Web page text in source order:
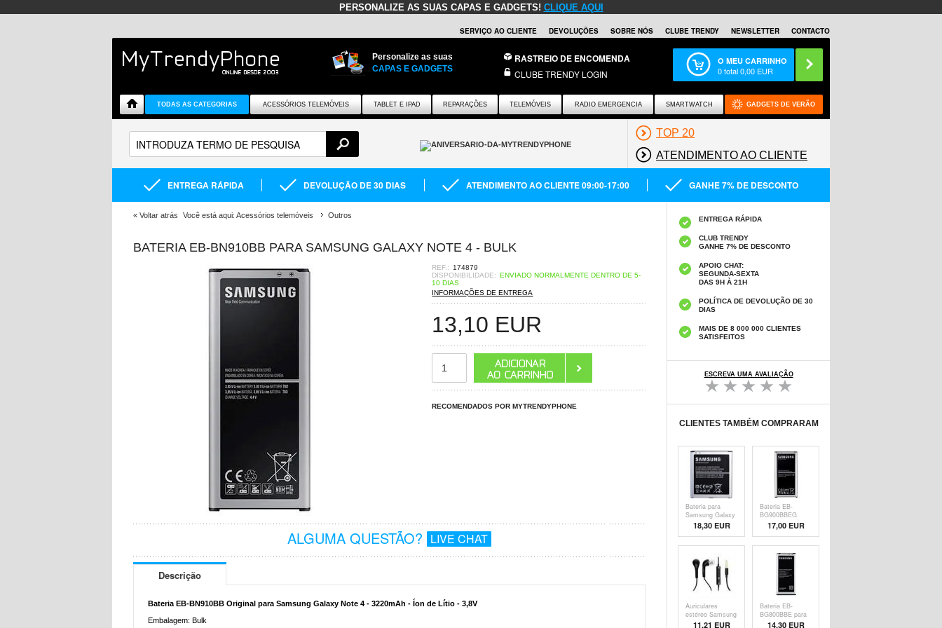
PERSONALIZE AS SUAS CAPAS E GADGETS! CLIQUE AQUI
SERVIÇO AO CLIENTE DEVOLUÇÕES SOBRE NÓS CLUBE TRENDY NEWSLETTER CONTACTO
Personalize as suas
CAPAS E GADGETS
RASTREIO DE ENCOMENDA
CLUBE TRENDY LOGIN
O MEU CARRINHO
0total0,00 EUR
TODAS AS CATEGORIAS ACESSÓRIOS TELEMÓVEIS TABLET E IPAD REPARAÇÕES TELEMÓVEIS RADIO EMERGENCIA SMARTWATCH GADGETS DE VERÃO
TOP 20
ATENDIMENTO AO CLIENTE
ENTREGA RÁPIDA DEVOLUÇÃO DE 30 DIAS ATENDIMENTO AO CLIENTE 09:00-17:00 GANHE 7% DE DESCONTO
« Voltar atrás Você está aqui: Acessórios telemóveis Outros
BATERIA EB-BN910BB PARA SAMSUNG GALAXY NOTE 4 - BULK
REF.:
174879
DISPONIBILIDADE: ENVIADO NORMALMENTE DENTRO DE 5-
10 DIAS
INFORMAÇÕES DE ENTREGA
13,10 EUR
RECOMENDADOS POR MYTRENDYPHONE
ALGUMA QUESTÃO? LIVE CHAT
Descrição
Bateria EB-BN910BB Original para Samsung Galaxy Note 4 - 3220mAh - Íon de Lítio - 3,8V
Embalagem: Bulk
ENTREGA RÁPIDA
CLUB TRENDY
GANHE 7% DE DESCONTO
APOIO CHAT:
SEGUNDA-SEXTA
DAS 9H À 21H
POLÍTICA DE DEVOLUÇÃO DE 30
DIAS
MAIS DE 8 000 000 CLIENTES
SATISFEITOS
ESCREVA UMA AVALIAÇÃO
CLIENTES TAMBÉM COMPRARAM
Bateria para
Samsung Galaxy
S4 I9500 EB-
B600BEBEG
18,30 EUR
Bateria EB-
BG900BBEG
Original para
Samsung Galaxy
S 5, Galaxy S 5
Active, Galaxy S
5 Neo - 2800mAh
17,00 EUR
Auriculares
estéreo Samsung
EHS64AVFBE -
11,21 EUR
Bateria EB-
BG800BBE para
Samsung Galaxy
14,30 EUR